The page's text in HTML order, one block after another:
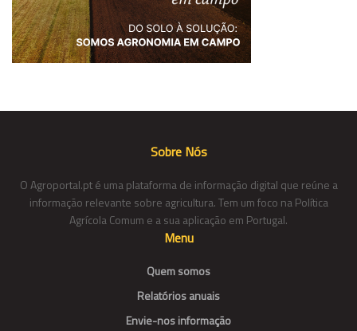
Sobre Nós
O Agroportal.pt é uma plataforma de informação digital que reúne a
informação relevante sobre agricultura. Tem um foco na Política
Agrícola Comum e a sua aplicação em Portugal.
Menu
Quem somos
Relatórios anuais
Envie-nos informação